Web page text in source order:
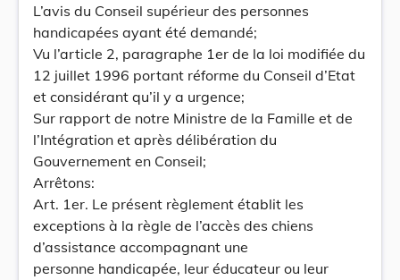
L’avis du Conseil supérieur des personnes
handicapées ayant été demandé;
Vu l’article 2, paragraphe 1er de la loi modifiée du
12 juillet 1996 portant réforme du Conseil d’Etat
et considérant qu’il y a urgence;
Sur rapport de notre Ministre de la Famille et de
l’Intégration et après délibération du
Gouvernement en Conseil;
Arrêtons:
Art. 1er. Le présent règlement établit les
exceptions à la règle de l’accès des chiens
d’assistance accompagnant une
personne handicapée, leur éducateur ou leur